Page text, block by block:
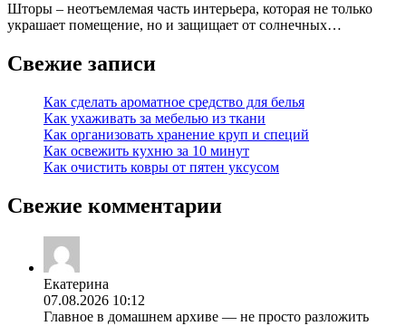
Шторы – неотъемлемая часть интерьера, которая не только
украшает помещение, но и защищает от солнечных…
Свежие записи
Как сделать ароматное средство для белья
Как ухаживать за мебелью из ткани
Как организовать хранение круп и специй
Как освежить кухню за 10 минут
Как очистить ковры от пятен уксусом
Свежие комментарии
Екатерина
07.08.2026 10:12
Главное в домашнем архиве — не просто разложить